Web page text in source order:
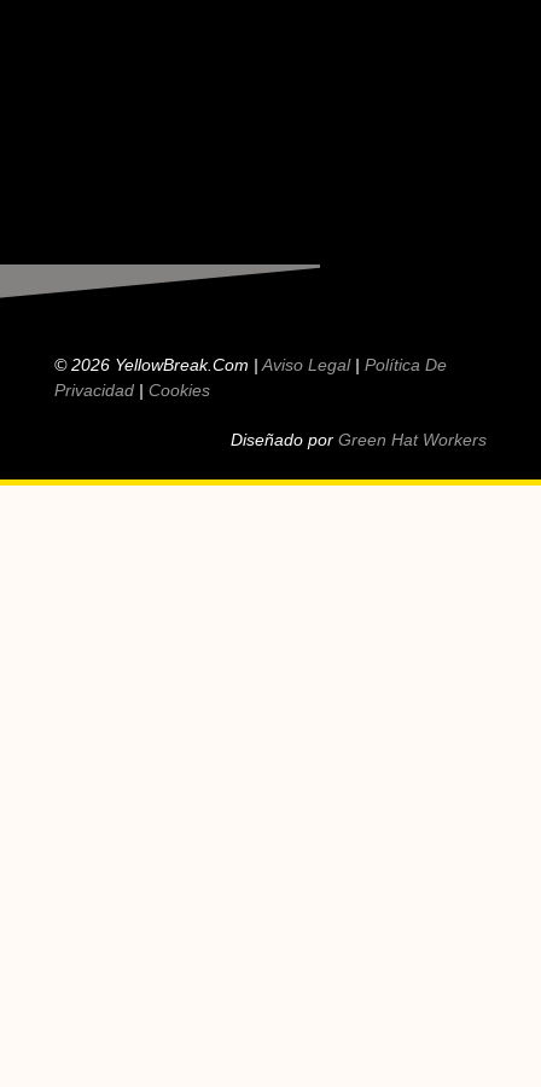
© 2026 YellowBreak.com | Aviso Legal| Política De
Privacidad| Cookies
Diseñado porGreen Hat Workers